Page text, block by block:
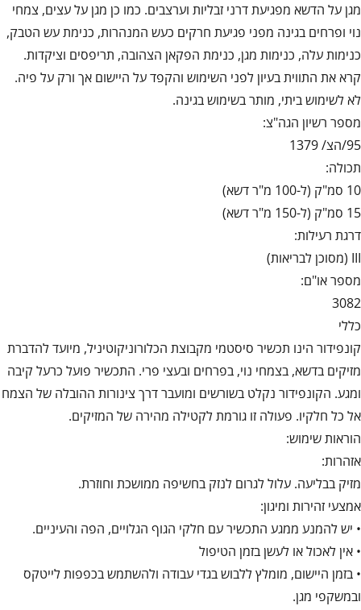
מגן על הדשא מפגיעת דרני זבליות וערצבים. כמו כן מגן על עצים, צמחי
נוי ופרחים בגינה מפני פגיעת חרקים כעש המנהרות, כנימת עש הטבק,
כנימות עלה, כנימות מגן, כנימת הפקאן הצהובה, תריפסים וציקדות.
קרא את התווית בעיון לפני השימוש והקפד על היישום אך ורק על פיה.
לא לשימוש ביתי, מותר בשימוש בגינה.
מספר רשיון הגה"צ:
95/הצ/ 1379
תכולה:
10 סמ"ק (ל-100 מ"ר דשא)
15 סמ"ק (ל-150 מ"ר דשא)
דרגת רעילות:
III (מסוכן לבריאות)
מספר או"ם:
3082
כללי
קונפידור הינו תכשיר סיסטמי מקבוצת הכלורוניקוטיניל, מיועד להדברת
מזיקים בדשא, בצמחי נוי, בפרחים ובעצי פרי. התכשיר פועל כרעל קיבה
ומגע. הקונפידור נקלט בשורשים ומועבר דרך צינורות ההובלה של הצמח
אל כל חלקיו. פעולה זו גורמת לקטילה מהירה של המזיקים.
הוראות שימוש:
אזהרות:
מזיק בבליעה. עלול לגרום לנזק בחשיפה ממושכת וחוזרת.
אמצעי זהירות ומיגון:
• יש להמנע ממגע התכשיר עם חלקי הגוף הגלויים, הפה והעיניים.
• אין לאכול או לעשן בזמן הטיפול
• בזמן היישום, מומלץ ללבוש בגדי עבודה ולהשתמש בכפפות לייטקס
ובמשקפי מגן.